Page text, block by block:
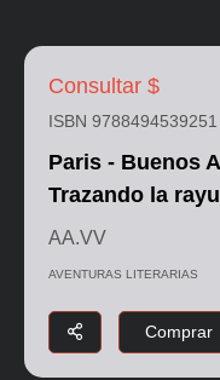
Consultar $
ISBN 9788494539251
Paris - Buenos
Trazando la
AA.VV
AVENTURAS LITERARIAS
Comprar